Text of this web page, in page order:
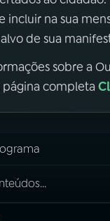
incluir na sua
de sua
sobre a
página completa